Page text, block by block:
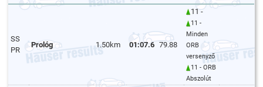
SS
PR
Prológ 1.50km 01:07.6 79.88
11 -
11 -
Minden
ORB
versenyző
11 - ORB
Abszolút